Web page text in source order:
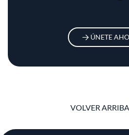
ÚNETE
VOLVER ARRIBA